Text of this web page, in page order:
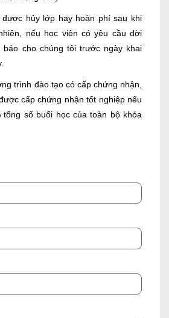
được hủy lớp hay hoàn phí sau khi
nếu học viên có yêu cầu dời
báo cho chúng tôi trước ngày khai
trình đào tạo có cấp chứng nhận,
cấp chứng nhận tốt nghiệp nếu
tổng số buổi học của toàn bộ khóa